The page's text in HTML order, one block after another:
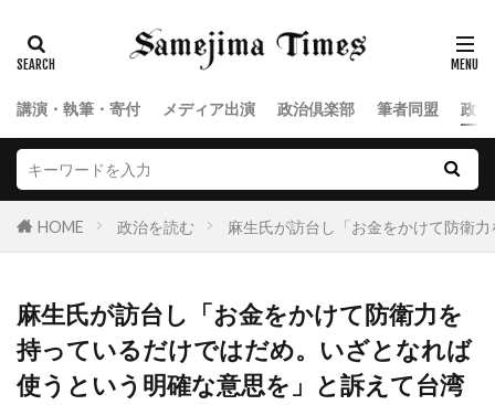
講演・執筆・寄付 メディア出演 政治倶楽部 筆者同盟 政
HOME 政治を読む 麻生氏が訪台し「お金をかけて防衛
麻生氏が訪台し「お金をかけて防衛力を
持っているだけではだめ。いざとなれば
使うという明確な意思を」と訴えて台湾